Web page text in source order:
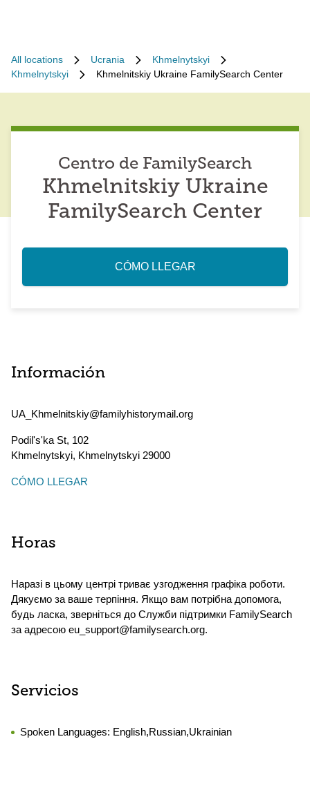
All locations Ucrania
Khmelnytskyi
Khmelnytskyi
Khmelnitskiy Ukraine FamilySearch Center
Centro de FamilySearch
Khmelnitskiy Ukraine
FamilySearch Center
CÓMO LLEGAR
Información
UA_Khmelnitskiy@familyhistorymail.org
Podil's'ka St, 102
Khmelnytskyi, Khmelnytskyi 29000
CÓMO LLEGAR
Horas
Наразі в цьому центрі триває узгодження графіка роботи.
Дякуємо за ваше терпіння. Якщо вам потрібна допомога,
будь ласка, зверніться до Служби підтримки FamilySearch
за адресою eu_support@familysearch.org.
Servicios
Spoken Languages: English,Russian,Ukrainian